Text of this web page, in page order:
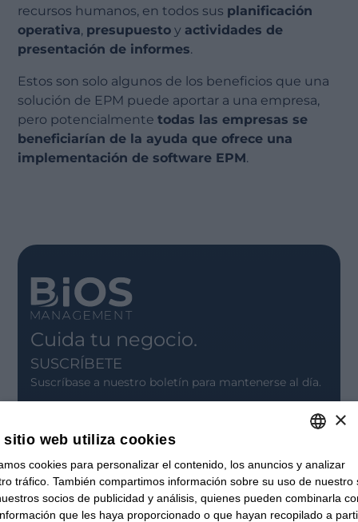
recursos humanos, en todos sus planificación
operativa, presupuesto yactividades de
presentación de informes.
Estos son solo algunos de los beneficios que una
solución de EPM puede aportar a una empresa,
pero potencialmentetodas las empresas se
beneficiarían de la ayuda que ofrece una
implementación de software EPM.
Cuida tu negocio.
SUSCRÍBETE
Suscríbase a nuestro boletín para mantenerse al día.
Oficinas
Contáctanos
Vacantes
ITALIAN
FRENCH
×
sitio web utiliza cookies
cookies para personalizar el contenido, los anuncios y analizar
tráfico. También compartimos información sobre su uso de nuestro
socios de publicidad y análisis, quienes pueden combinarla
que les haya proporcionado o que hayan recopilado a